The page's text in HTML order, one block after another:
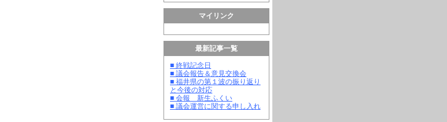
マイリンク
最新記事一覧
■ 終戦記念日
■ 議会報告＆意見交換会
■ 福井県の第１波の振り返り
と今後の対応
■ 会報 新生ふくい
■ 議会運営に関する申し入れ